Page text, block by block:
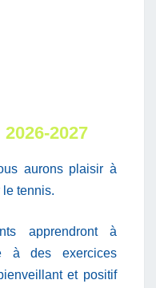
2027
aurons plaisir à
tennis.
apprendront à
à des exercices
et positif